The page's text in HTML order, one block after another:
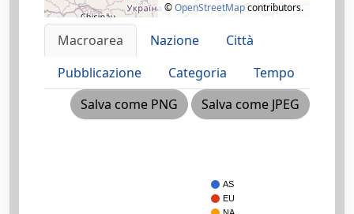
©OpenStreetMapcontributors.
Macroarea Nazione
Città
Pubblicazione
Categoria
Tempo
Salva come PNG
Salva come JPEG
AS
EU